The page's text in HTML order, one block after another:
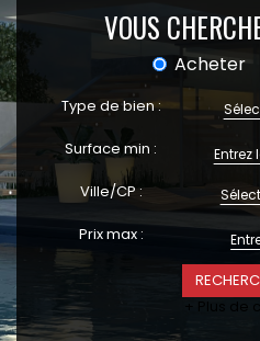
IMMOBILIER
Locaux
FAIRE
Gestion
Garantie
VOUS
Acheter
Type de bien :
Surface min :
Ville/CP :
Prix max :
+ Plus de